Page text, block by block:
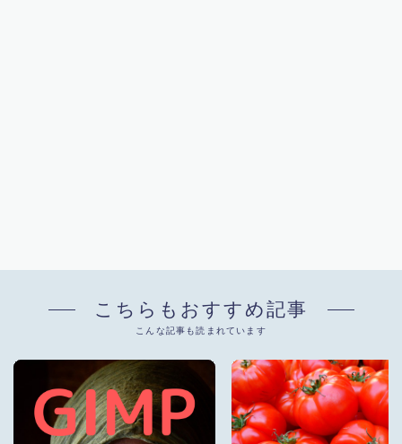
こちらもおすすめ記事
こんな記事も読まれています